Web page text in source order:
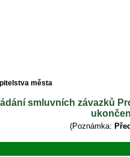
města
smluvních závazků
(Poznámka: